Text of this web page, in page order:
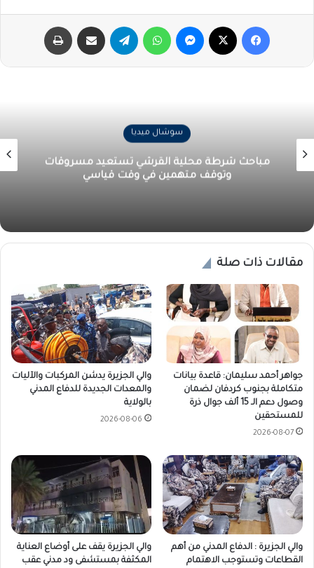
فيسبوك ماسنجر واتساب تيلقرام مشاركة عبر البريد
سوشال ميديا
مباحث شرطة محلية القرشي تستعيد مسروقات
وتوقف متهمين في وقت قياسي
مقالات ذات صلة
جواهر أحمد سليمان: قاعدة بيانات
متكاملة بجنوب كردفان لضمان
وصول دعم الـ 15 ألف جوال ذرة
للمستحقين
2026-08-07
والي الجزيرة يدشن المركبات والآليات
والمعدات الجديدة للدفاع المدني
بالولاية
2026-08-06
والي الجزيرة : الدفاع المدني من أهم
القطاعات وتستوجب الاهتمام
والي الجزيرة يقف على أوضاع العناية
المكثفة بمستشفى ود مدني عقب